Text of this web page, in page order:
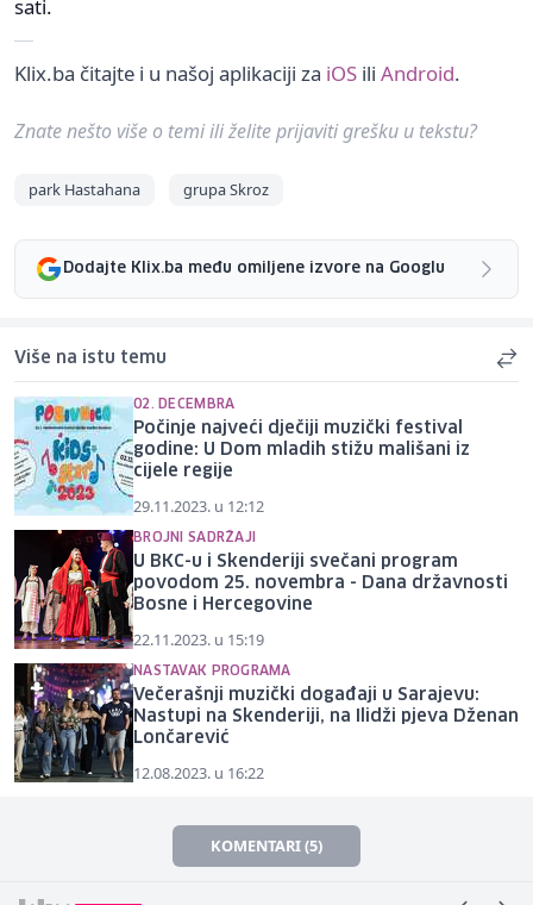
sati.
Klix.ba čitajte i u našoj aplikaciji za iOS ili Android.
Znate nešto više o temi ili želite prijaviti grešku u tekstu?
park Hastahana grupa Skroz
Dodajte Klix.ba među omiljene izvore na Googlu
Više na istu temu
02. DECEMBRA
Počinje najveći dječiji muzički festival
godine: U Dom mladih stižu mališani iz
cijele regije
29.11.2023. u 12:12
BROJNI SADRŽAJI
U BKC-u i Skenderiji svečani program
povodom 25. novembra - Dana državnosti
Bosne i Hercegovine
22.11.2023. u 15:19
NASTAVAK PROGRAMA
Večerašnji muzički događaji u Sarajevu:
Nastupi na Skenderiji, na Ilidži pjeva Dženan
Lončarević
12.08.2023. u 16:22
KOMENTARI (5)